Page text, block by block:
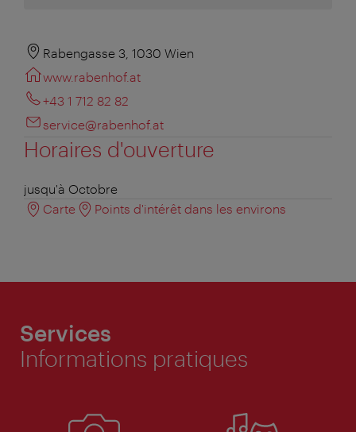
Rabengasse 3, 1030 Wien
www.rabenhof.at
+43 1 712 82 82
service@rabenhof.at
Horaires d'ouverture
jusqu'à Octobre
Carte
Points d'intérêt dans les environs
Services
Informations pratiques